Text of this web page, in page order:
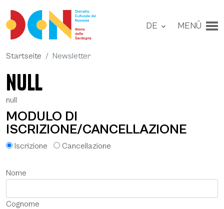
Zum Hauptmenü
Zum Footer
DE expand_more MENÜ
Startseite Newsletter
null
null
MODULO DI
ISCRIZIONE/CANCELLAZIONE
Iscrizione Cancellazione
Nome
Cognome